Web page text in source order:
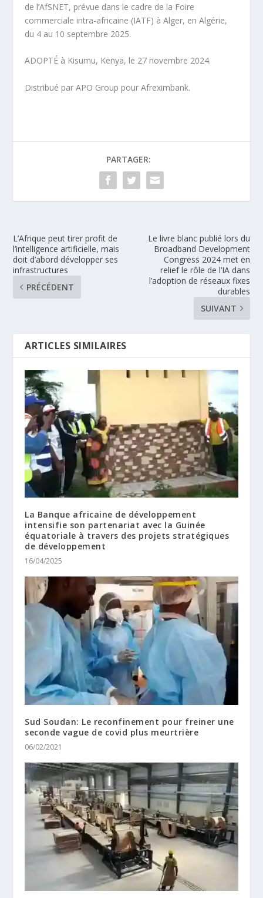
de l’AfSNET, prévue dans le cadre de la Foire
commerciale intra-africaine (IATF) à Alger, en Algérie,
du 4 au 10 septembre 2025.
ADOPTÉ à Kisumu, Kenya, le 27 novembre 2024.
Distribué par APO Group pour Afreximbank.
PARTAGER:
L’Afrique peut tirer profit de
l’intelligence artificielle, mais
doit d’abord développer ses
infrastructures
PRÉCÉDENT
Le livre blanc publié lors du
Broadband Development
Congress 2024 met en
relief le rôle de l’IA dans
l’adoption de réseaux fixes
durables
SUIVANT
ARTICLES SIMILAIRES
La Banque africaine de développement
intensifie son partenariat avec la Guinée
équatoriale à travers des projets stratégiques
de développement
16/04/2025
Sud Soudan: Le reconfinement pour freiner une
seconde vague de covid plus meurtrière
06/02/2021